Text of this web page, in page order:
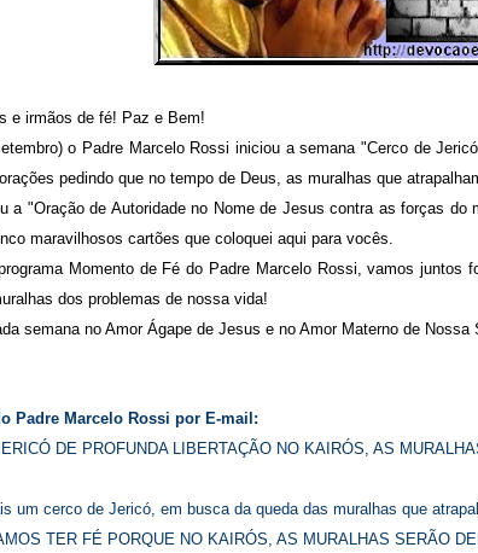
e irmãos de fé! Paz e Bem!
o Padre Marcelo Rossi iniciou a semana "Cerco de
pedindo que no tempo de Deus, as muralhas que
a "Oração de Autoridade no Nome de Jesus contra as forças do
co maravilhosos cartões que coloquei aqui para vocês.
Momento de Fé do Padre Marcelo Rossi, vamos juntos
dos problemas de nossa vida!
semanano Amor Ágape de Jesus e no Amor Materno de Nossa
Padre Marcelo Rossi por E-mail:
DE PROFUNDA LIBERTAÇÃO NO KAIRÓS, AS
um cerco de Jericó, em busca da queda das muralhas que
TER FÉ PORQUE NO KAIRÓS, AS MURALHAS SERÃO